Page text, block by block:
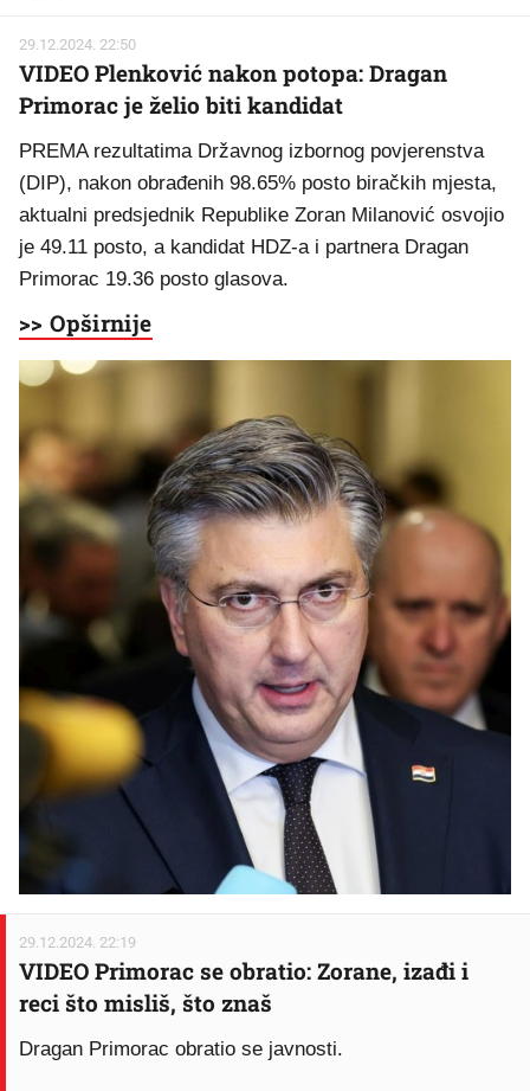
29.12.2024. 22:50
VIDEO Plenković nakon potopa: Dragan
Primorac je želio biti kandidat
PREMA rezultatima Državnog izbornog povjerenstva
(DIP), nakon obrađenih 98.65% posto biračkih mjesta,
aktualni predsjednik Republike Zoran Milanović osvojio
je 49.11 posto, a kandidat HDZ-a i partnera Dragan
Primorac 19.36 posto glasova.
>> Opširnije
29.12.2024. 22:19
VIDEO Primorac se obratio: Zorane, izađi i
reci što misliš, što znaš
Dragan Primorac obratio se javnosti.